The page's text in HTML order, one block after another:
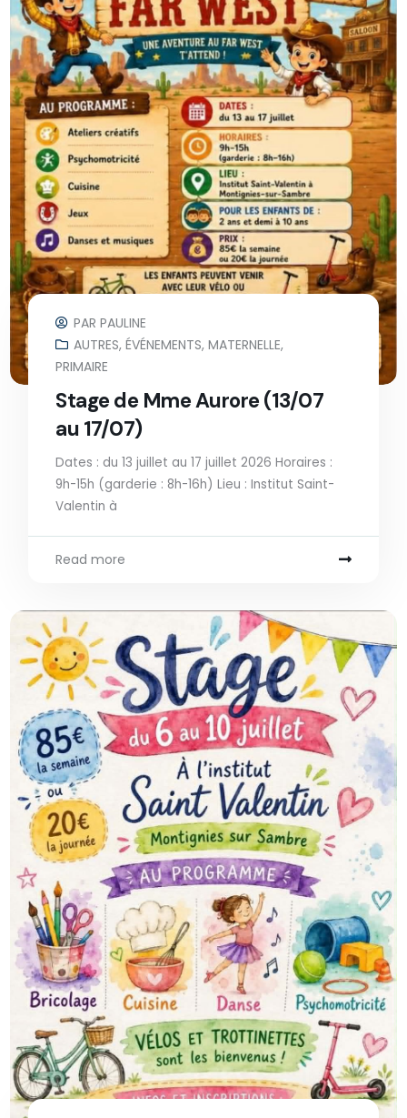
PARPAULINE
AUTRES,ÉVÉNEMENTS,MATERNELLE,
PRIMAIRE
Stage de Mme Aurore (13/07
au 17/07)
Dates : du 13 juillet au 17 juillet 2026 Horaires :
9h-15h (garderie : 8h-16h) Lieu : Institut Saint-
Valentin à
Read more